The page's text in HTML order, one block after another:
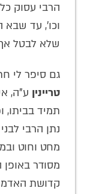
הרבי עסוק
וכו', עד שבא
שלא לבטל
גם סיפר לי
טריינין ע"ה,
תמיד בביתו,
נתן הרבי
מחט וחוט
מסודר באופן
קדושת